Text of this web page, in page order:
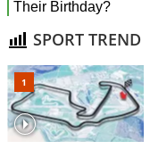
SPORT TREND